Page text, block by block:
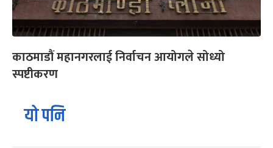
काठमाडौं महानगरलाई निर्वाचन आयोगले सोध्यो
स्पष्टीकरण
यो पनि